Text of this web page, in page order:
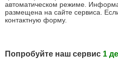
автоматическом режиме.
размещена на сайте сервиса.
контактную форму.
Попробуйте наш сервис 1